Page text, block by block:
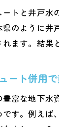
ートと井戸水
県のように井
れます。結果
ート併用
豊富な地下水
です。例えば